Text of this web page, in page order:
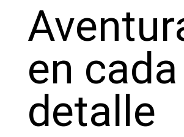
en cada
detalle